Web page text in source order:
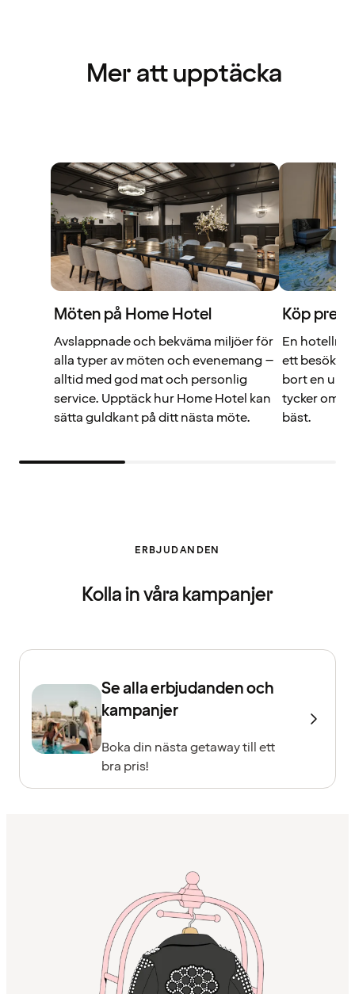
Mer att upptäcka
Möten på Home Hotel
Avslappnade och bekväma miljöer för
alla typer av möten och evenemang –
alltid med god mat och personlig
service. Upptäck hur Home Hotel kan
sätta guldkant på ditt nästa möte.
Köp
En
ett besök
bort en
tycker om
bäst.
ERBJUDANDEN
Kolla in våra kampanjer
Se alla erbjudanden och
kampanjer
Boka din nästa getaway till ett
bra pris!